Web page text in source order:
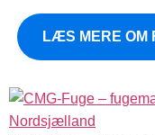
LÆS MERE OM